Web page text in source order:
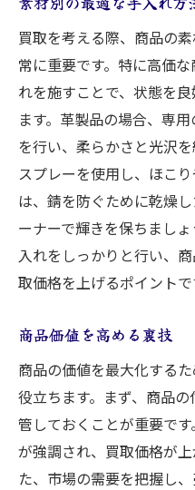
買取を考える際、商品の
常に重要です。特に高価
れを施すことで、状態を
ます。革製品の場合、専
を行い、柔らかさと光沢
スプレーを使用し、ほこ
は、錆を防ぐために乾燥
ーナーで輝きを保ちまし
入れをしっかりと行い、
取価格を上げるポイントで
商品価値を高める裏技
商品の価値を最大化する
役立ちます。まず、商品
管しておくことが重要で
が強調され、買取価格が
た、市場の需要を把握し